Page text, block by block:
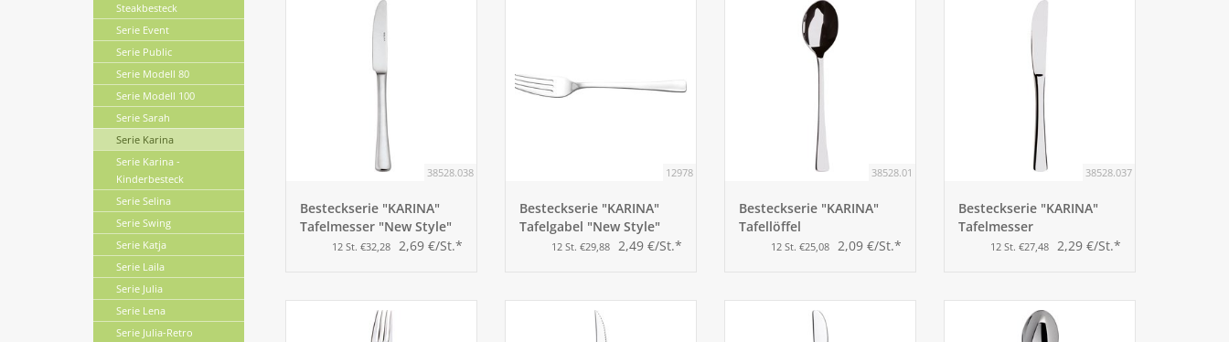
Steakbesteck
Serie Event
Serie Public
Serie Modell 80
Serie Modell 100
Serie Sarah
Serie Karina
Serie Karina -
Kinderbesteck
Serie Selina
Serie Swing
Serie Katja
Serie Laila
Serie Julia
Serie Lena
Serie Julia-Retro
38528.038
Besteckserie "KARINA"
Tafelmesser "New Style"
12 St. €32,28 2,69 €/St.*
12978
Besteckserie "KARINA"
Tafelgabel "New Style"
12 St. €29,88 2,49 €/St.*
38528.01
Besteckserie "KARINA"
Tafellöffel
12 St. €25,08 2,09 €/St.*
38528.037
Besteckserie "KARINA"
Tafelmesser
12 St. €27,48 2,29 €/St.*